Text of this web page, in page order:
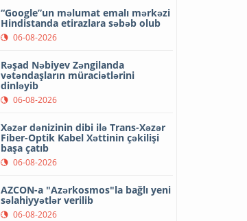
“Google”un məlumat emalı mərkəzi
Hindistanda etirazlara səbəb olub
06-08-2026
Rəşad Nəbiyev Zəngilanda
vətəndaşların müraciətlərini
dinləyib
06-08-2026
Xəzər dənizinin dibi ilə Trans-Xəzər
Fiber-Optik Kabel Xəttinin çəkilişi
başa çatıb
06-08-2026
AZCON-a "Azərkosmos"la bağlı yeni
səlahiyyətlər verilib
06-08-2026